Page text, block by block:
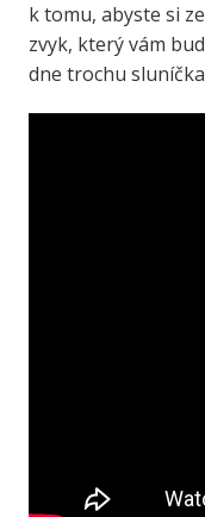
k tomu, abyste si
zvyk, který vám
dne trochu